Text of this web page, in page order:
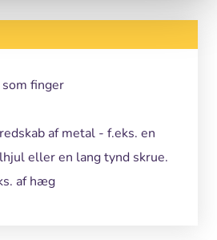
finger
af metal - f.eks. en
eller en lang tynd skrue.
af hæg